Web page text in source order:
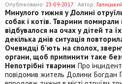
Опубліковано: 23-09-2017 Автор:
Минулого тижня у Долині
собак і котів. Тварини помирали
відбувалося на очах у дітей та
декілька днів ситуація
Очевидці б’ють на сполох,
органи, щоб припинити таке
Непотрібні тварини Про
повідомив житель Долини Богдан